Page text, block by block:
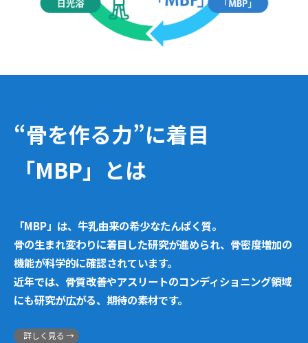
“骨を作る力”に着目
「MBP」とは
「MBP」は、牛乳由来の希少なたんぱく質。
骨の生まれ変わりに着目した研究が進められ、骨密度増加の
機能が科学的に確認されています。
近年では、骨質改善やアスリートのコンディショニング領域
にも研究が広がる、期待の素材です。
詳しく見る